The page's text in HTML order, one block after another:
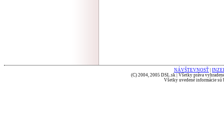
NÁVŠTEVNOSŤ
(C) 2004, 2005 DSL.sk | Všetky práva
Všetky uvedené informácie sú